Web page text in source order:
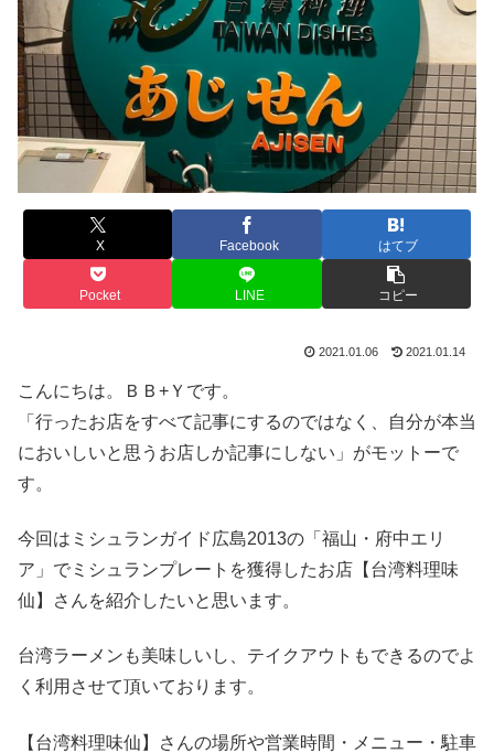
X Facebook はてブ
Pocket LINE コピー
2021.01.06 2021.01.14
こんにちは。ＢＢ+Ｙです。
「行ったお店をすべて記事にするのではなく、自分が本当
においしいと思うお店しか記事にしない」がモットーで
す。
今回はミシュランガイド広島2013の「福山・府中エリ
ア」でミシュランプレートを獲得したお店【台湾料理味
仙】さんを紹介したいと思います。
台湾ラーメンも美味しいし、テイクアウトもできるのでよ
く利用させて頂いております。
【台湾料理味仙】さんの場所や営業時間・メニュー・駐車